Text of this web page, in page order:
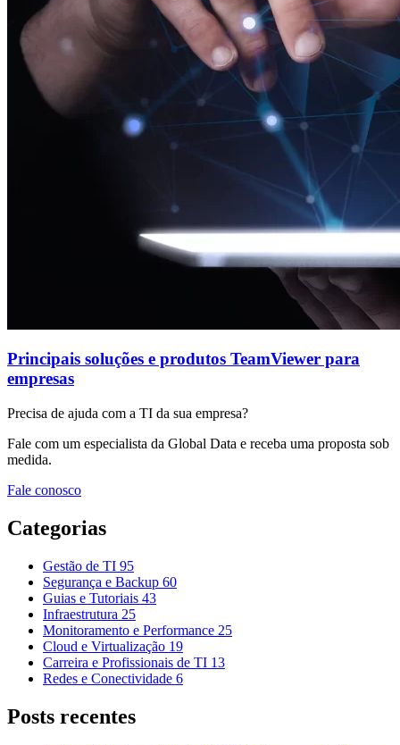
Principais soluções e produtos TeamViewer para
empresas
Precisa de ajuda com a TI da sua empresa?
Fale com um especialista da Global Data e receba uma proposta sob
medida.
Fale conosco
Categorias
Gestão de TI 95
Segurança e Backup 60
Guias e Tutoriais 43
Infraestrutura 25
Monitoramento e Performance 25
Cloud e Virtualização 19
Carreira e Profissionais de TI 13
Redes e Conectividade 6
Posts recentes